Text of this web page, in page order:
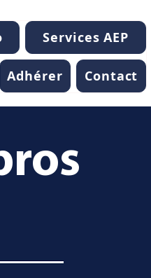
Services AEP
Adhérer Contact